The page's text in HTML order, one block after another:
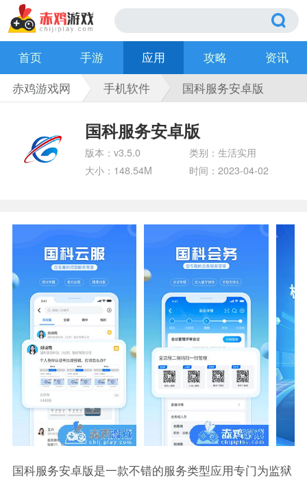
首页 手游 应用 攻略
资讯
赤鸡游戏网
手机软件 国科服务安卓版
国科服务安卓版
版本：v3.5.0
类别：生活实用
大小：148.54M
时间：2023-04-02
国科服务安卓版是一款不错的服务类型应用专门为监狱